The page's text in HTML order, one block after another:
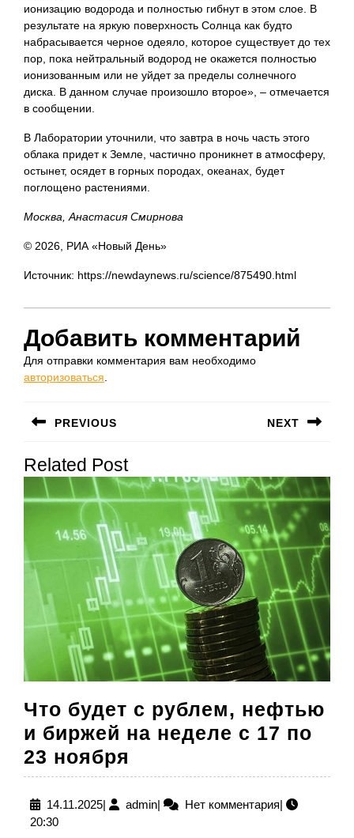
ионизацию водорода и полностью гибнут в этом слое. В
результате на яркую поверхность Солнца как будто
набрасывается черное одеяло, которое существует до тех
пор, пока нейтральный водород не окажется полностью
ионизованным или не уйдет за пределы солнечного
диска. В данном случае произошло второе», – отмечается
в сообщении.
В Лаборатории уточнили, что завтра в ночь часть этого
облака придет к Земле, частично проникнет в атмосферу,
остынет, осядет в горных породах, океанах, будет
поглощено растениями.
Москва, Анастасия Смирнова
© 2026, РИА «Новый День»
Источник: https://newdaynews.ru/science/875490.html
Добавить комментарий
Для отправки комментария вам необходимо
авторизоваться.
по
записям
PREVIOUS
запись:
NEXT
запись:
Related Post
Что будет с рублем, нефтью
и биржей на неделе с 17 по
23 ноября
будет
с
14.11.202514.11.2025
| adminadmin
| Нет комментария|
20:30